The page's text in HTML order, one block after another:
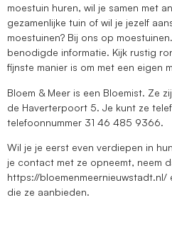
moestuin huren, wil je samen met
gezamenlijke tuin of wil je jezelf
moestuinen? Bij ons op
benodigde informatie. Kijk rustig
fijnste manier is om met een eigen
Bloem & Meer is een Bloemist. Ze
de Haverterpoort 5. Je kunt ze
telefoonnummer 31 46 485 9366.
Wil je je eerst even verdiepen in
je contact met ze opneemt, neem
https://bloemenmeernieuwstadt.nl/
die ze aanbieden.